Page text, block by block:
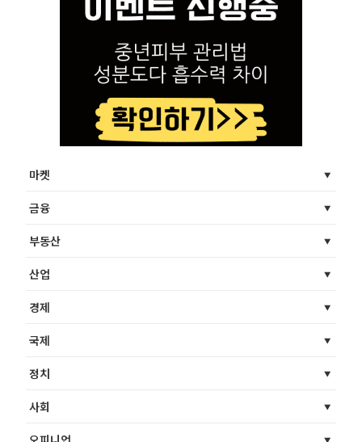
마켓
금융
부동산
산업
경제
국제
정치
사회